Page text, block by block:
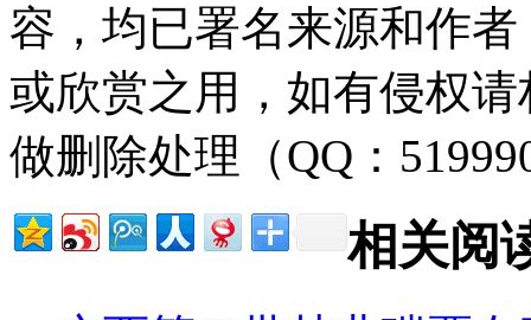
容，均已署名来源和作
或欣赏之用，如有侵权
做删除处理（QQ：
相关阅